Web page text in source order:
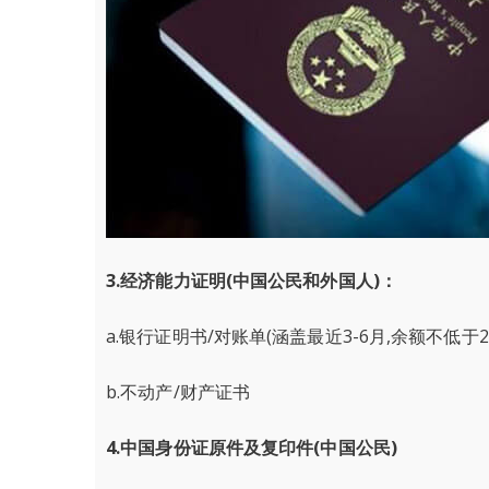
3.经济能力证明(中国公民和外国人)：
a.银行证明书/对账单(涵盖最近3-6月,余额不低于
b.不动产/财产证书
4.中国身份证原件及复印件(中国公民)